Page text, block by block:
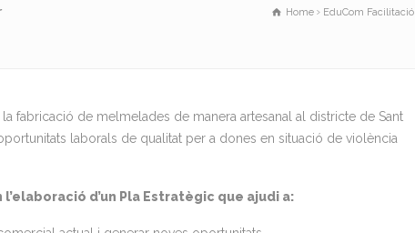
Home EduCom Facilitació
fabricació de melmelades de manera artesanal al districte de Sant
laborals de qualitat per a dones en situació de violència
d’un Pla Estratègic que ajudi a: